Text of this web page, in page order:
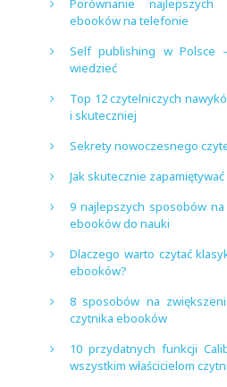
Porównanie
ebooków na telefonie
Self publishing w Polsce
wiedzieć
Top 12 czytelniczych
i skuteczniej
Sekrety nowoczesnego
Jak skutecznie
9 najlepszych sposobów
ebooków do nauki
Dlaczego warto czytać
ebooków?
8 sposobów na
czytnika ebooków
10 przydatnych funkcji
wszystkim właścicielom